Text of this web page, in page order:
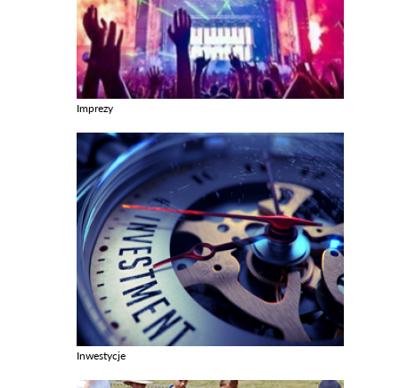
Imprezy
Inwestycje